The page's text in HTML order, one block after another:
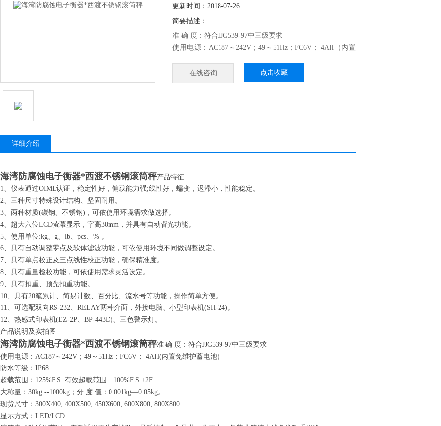
更新时间：2018-07-26
简要描述：
准 确 度：符合JJG539-97中三级要求
使用电源：AC187～242V；49～51Hz；FC6V； 4AH（内置
防水等级：IP68
超载范围：125%F.S. 有效超载范围：100%F.S.+2F
在线咨询 点击收藏
详细介绍
海湾防腐蚀电子衡器*西渡不锈钢滚筒秤产品特征
1、仪表通过OIML认证，稳定性好，偏载能力强;线性好，蠕变，迟滞小，性能稳定。
2、三种尺寸特殊设计结构、坚固耐用。
3、两种材质(碳钢、不锈钢)，可依使用环境需求做选择。
4、超大六位LCD萤幕显示，字高30mm，并具有自动背光功能。
5、使用单位:kg、g、lb、pcs、% 。
6、具有自动调整零点及软体滤波功能，可依使用环境不同做调整设定。
7、具有单点校正及三点线性校正功能，确保精准度。
8、具有重量检校功能，可依使用需求灵活设定。
9、具有扣重、预先扣重功能。
10、具有20笔累计、简易计数、百分比、流水号等功能，操作简单方便。
11、可选配双向RS-232、RELAY两种介面，外接电脑、小型印表机(SH-24)。
12、热感式印表机(EZ-2P、BP-443D)、三色警示灯。
产品说明及实拍图
海湾防腐蚀电子衡器*西渡不锈钢滚筒秤准 确 度：符合JJG539-97中三级要求
使用电源：AC187～242V；49～51Hz；FC6V； 4AH(内置免维护蓄电池)
防水等级：IP68
超载范围：125%F.S. 有效超载范围：100%F.S.+2F
大称量：30kg --1000kg；分 度 值：0.001kg—0.05kg。
现货尺寸：300X400; 400X500; 450X600; 600X800; 800X800
显示方式：LED/LCD